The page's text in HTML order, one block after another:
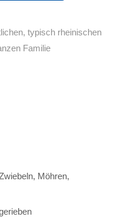
typisch rheinischen
Familie
Möhren,